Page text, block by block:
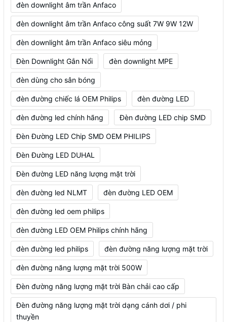
đèn downlight âm trần Anfaco
đèn downlight âm trần Anfaco công suất 7W 9W 12W
đèn downlight âm trần Anfaco siêu mỏng
Đèn Downlight Gắn Nổi đèn downlight MPE
đèn dùng cho sân bóng
đèn đường chiếc lá OEM Philips đèn đường LED
đèn đường led chính hãng Đèn đường LED chip SMD
Đèn Đường LED Chip SMD OEM PHILIPS
Đèn Đường LED DUHAL
Đèn đường LED năng lượng mặt trời
đèn đường led NLMT đèn đường LED OEM
đèn đường led oem philips
đèn đường LED OEM Philips chính hãng
đèn đường led philips đèn đường năng lượng mặt trời
đèn đường năng lượng mặt trời 500W
Đèn đường năng lượng mặt trời Bàn chải cao cấp
Đèn đường năng lượng mặt trời dạng cánh dơi / phi
thuyền